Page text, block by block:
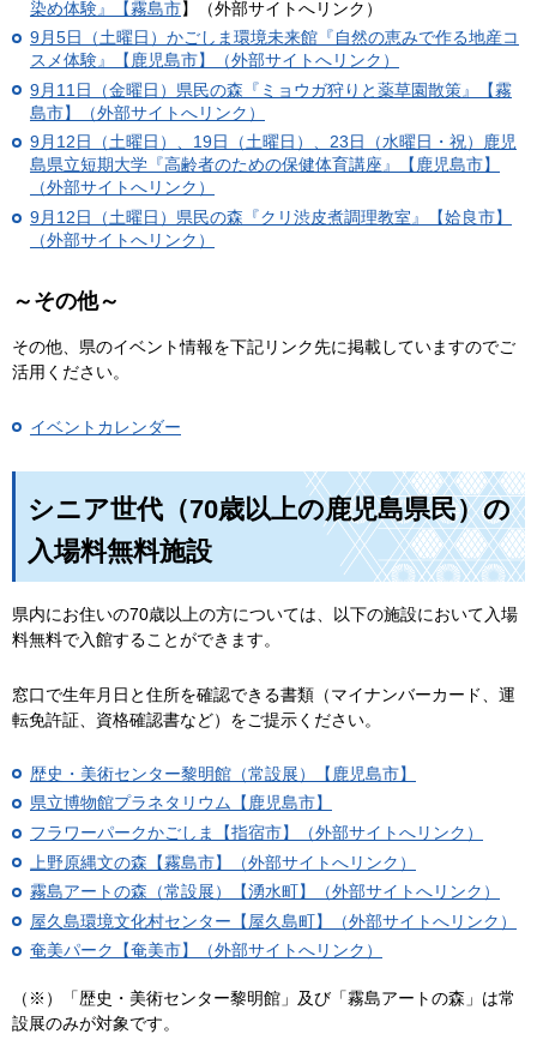
染め体験』【霧島市】（外部サイトへリンク）
9月5日（土曜日）かごしま環境未来館『自然の恵みで作る地産コ
スメ体験』【鹿児島市】（外部サイトへリンク）
9月11日（金曜日）県民の森『ミョウガ狩りと薬草園散策』【霧
島市】（外部サイトへリンク）
9月12日（土曜日）、19日（土曜日）、23日（水曜日・祝）鹿児
島県立短期大学『高齢者のための保健体育講座』【鹿児島市】
（外部サイトへリンク）
9月12日（土曜日）県民の森『クリ渋皮煮調理教室』【姶良市】
（外部サイトへリンク）
～その他～
その他、県のイベント情報を下記リンク先に掲載していますのでご
活用ください。
イベントカレンダー
シニア世代（70歳以上の鹿児島県民）の
入場料無料施設
県内にお住いの70歳以上の方については、以下の施設において入場
料無料で入館することができます。
窓口で生年月日と住所を確認できる書類（マイナンバーカード、運
転免許証、資格確認書など）をご提示ください。
歴史・美術センター黎明館（常設展）【鹿児島市】
県立博物館プラネタリウム【鹿児島市】
フラワーパークかごしま【指宿市】（外部サイトへリンク）
上野原縄文の森【霧島市】（外部サイトへリンク）
霧島アートの森（常設展）【湧水町】（外部サイトへリンク）
屋久島環境文化村センター【屋久島町】（外部サイトへリンク）
奄美パーク【奄美市】（外部サイトへリンク）
（※）「歴史・美術センター黎明館」及び「霧島アートの森」は常
設展のみが対象です。